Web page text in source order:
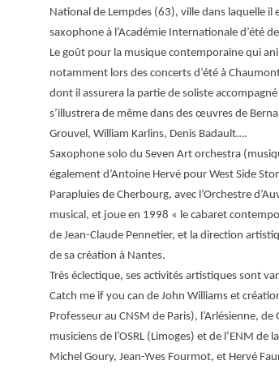
National de Lempdes (63), ville dans laquelle il
saxophone à l’Académie Internationale d’été
Le goût pour la musique contemporaine qui
notamment lors des concerts d’été à
dont il assurera la partie de soliste
s’illustrera de même dans des œuvres de
Grouvel, William Karlins, Denis Badault….
Saxophone solo du Seven Art orchestra
également d’Antoine Hervé pour West Side
Parapluies de Cherbourg, avec l’Orchestre
musical, et joue en 1998 « le cabaret
de Jean-Claude Pennetier, et la direction
de sa création à Nantes.
Très éclectique, ses activités artistiques sont
Catch me if you can de John Williams et
Professeur au CNSM de Paris), l’Arlésienne,
musiciens de l’OSRL (Limoges) et de l’ENM
Michel Goury, Jean-Yves Fourmot, et Hervé